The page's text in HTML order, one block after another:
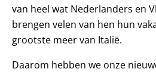
van heel wat Nederlanders en
brengen velen van hen hun
grootste meer van Italië.
Daarom hebben we onze